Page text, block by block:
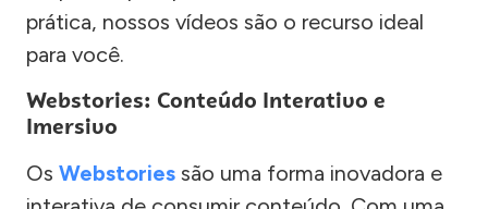
prática, nossos vídeos são o recurso ideal
para você.
Webstories: Conteúdo Interativo e
Imersivo
Os Webstories são uma forma inovadora e